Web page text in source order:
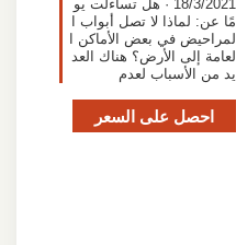
18/3/2021 · هل تساءلت يو
مًا عن: لماذا لا تصل أبواب ا
لمراحيض في بعض الأماكن ا
لعامة إلى الأرض؟ هناك العد
يد من الأسباب لعدم
احصل على السعر